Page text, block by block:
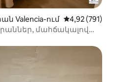
Valencia-ում Միջին
4,92 (791)
մահճակալով
տները